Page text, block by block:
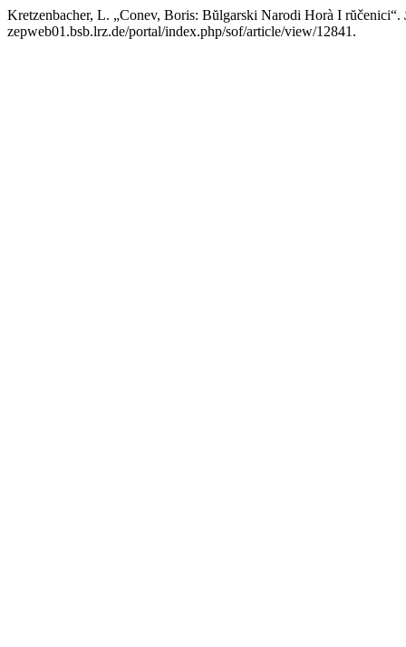
Kretzenbacher, L. „Conev, Boris: Bŭlgarski Narodi Horà I rŭčenici“.
zepweb01.bsb.lrz.de/portal/index.php/sof/article/view/12841.